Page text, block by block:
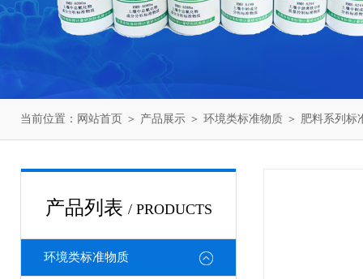
当前位置： 网站首页 ＞ 产品展示 ＞ 环境类标准物质 ＞ 肥料系列标
产品列表 / PRODUCTS
环境类标准物质